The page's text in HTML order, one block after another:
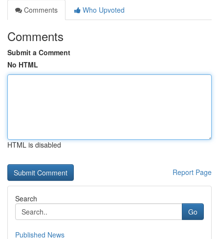
Comments
Who Upvoted
Comments
Submit a Comment
No HTML
HTML is disabled
Report Page
Search
Go
Published News